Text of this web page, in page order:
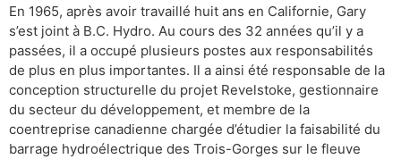
En 1965, après avoir travaillé huit ans en Californie, Gary
s’est joint à B.C. Hydro. Au cours des 32 années qu’il y a
passées, il a occupé plusieurs postes aux responsabilités
de plus en plus importantes. Il a ainsi été responsable de la
conception structurelle du projet Revelstoke, gestionnaire
du secteur du développement, et membre de la
coentreprise canadienne chargée d’étudier la faisabilité du
barrage hydroélectrique des Trois-Gorges sur le fleuve